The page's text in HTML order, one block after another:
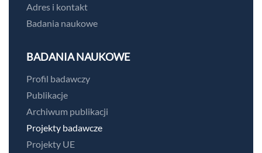
Adres i kontakt
Badania naukowe
BADANIA NAUKOWE
Profil badawczy
Publikacje
Archiwum publikacji
Projekty badawcze
Projekty UE